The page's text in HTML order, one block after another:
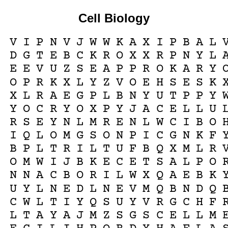
Cell Biology
V I P N V J W W K A X I P B A L
D G T E B C K R O X X R P N Y L
E E V U Z S E A P P R O K A R Y
O P R K X L Y Z V O E H S E S K
X L R A E G P L B N Y U T P P Y
Y O C R Y O X P Y J A C E L L U
R S E Y N L M R E N L W C I B O
I Q L O M G S O N P I C G N K F
B P L T R I L T U F B Q X M L R
O M W I J B K E C E T S A L P O
N N A C B O R I L W X Q A E B K
U Y L N E D L N E V M Q B N D Q
C W L T I Y Q S U Y V R G C H F
L T A Y A J M Z S G S C E L L M